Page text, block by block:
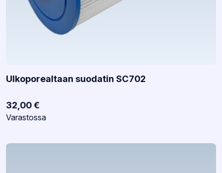
Ulkoporealtaan suodatin SC702
32,00€
Varastotilanne:
Varastossa